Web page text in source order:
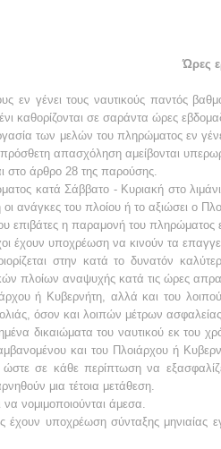
Ώρες
εν γένει τους ναυτικούς παντός
καθορίζονται σε σαράντα ώρες
των μελών του πληρώματος εν
απασχόληση αμείβονται
στο άρθρο 28 της παρούσης.
κατά Σάββατο - Κυριακή στο
ανάγκες του πλοίου ή το αξιώσει ο
επιβάτες η παραμονή του πληρώματος
έχουν υποχρέωση να κινούν τα
στην κατά το δυνατόν
πλοίων αναψυχής κατά τις ώρες
ή Κυβερνήτη, αλλά και του
όσον και λοιπών μέτρων
δικαιώματα του ναυτικού εκ του
και του Πλοιάρχου ή
ώστε σε κάθε περίπτωση να
μια τέτοια μετάθεση.
νομιμοποιούνται άμεσα.
έχουν υποχρέωση σύνταξης μηνιαίας